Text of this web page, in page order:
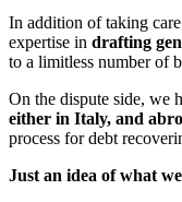
In addition of taking
expertise in drafting
to a limitless number of
On the dispute side, we
either in Italy, and
process for debt
Just an idea of what